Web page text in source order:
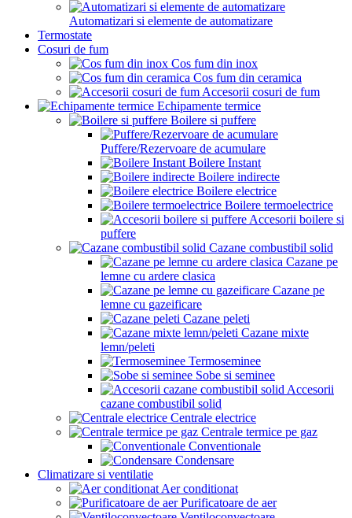
Automatizari si elemente de automatizare
Termostate
Cosuri de fum
Cos fum din inox
Cos fum din ceramica
Accesorii cosuri de fum
Echipamente termice
Boilere si puffere
Puffere/Rezervoare de acumulare
Boilere Instant
Boilere indirecte
Boilere electrice
Boilere termoelectrice
Accesorii boilere si
puffere
Cazane combustibil solid
Cazane pe
lemne cu ardere clasica
Cazane pe
lemne cu gazeificare
Cazane peleti
Cazane mixte
lemn/peleti
Termoseminee
Sobe si seminee
Accesorii
cazane combustibil solid
Centrale electrice
Centrale termice pe gaz
Conventionale
Condensare
Climatizare si ventilatie
Aer conditionat
Purificatoare de aer